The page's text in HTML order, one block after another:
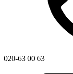
020-63 00 63